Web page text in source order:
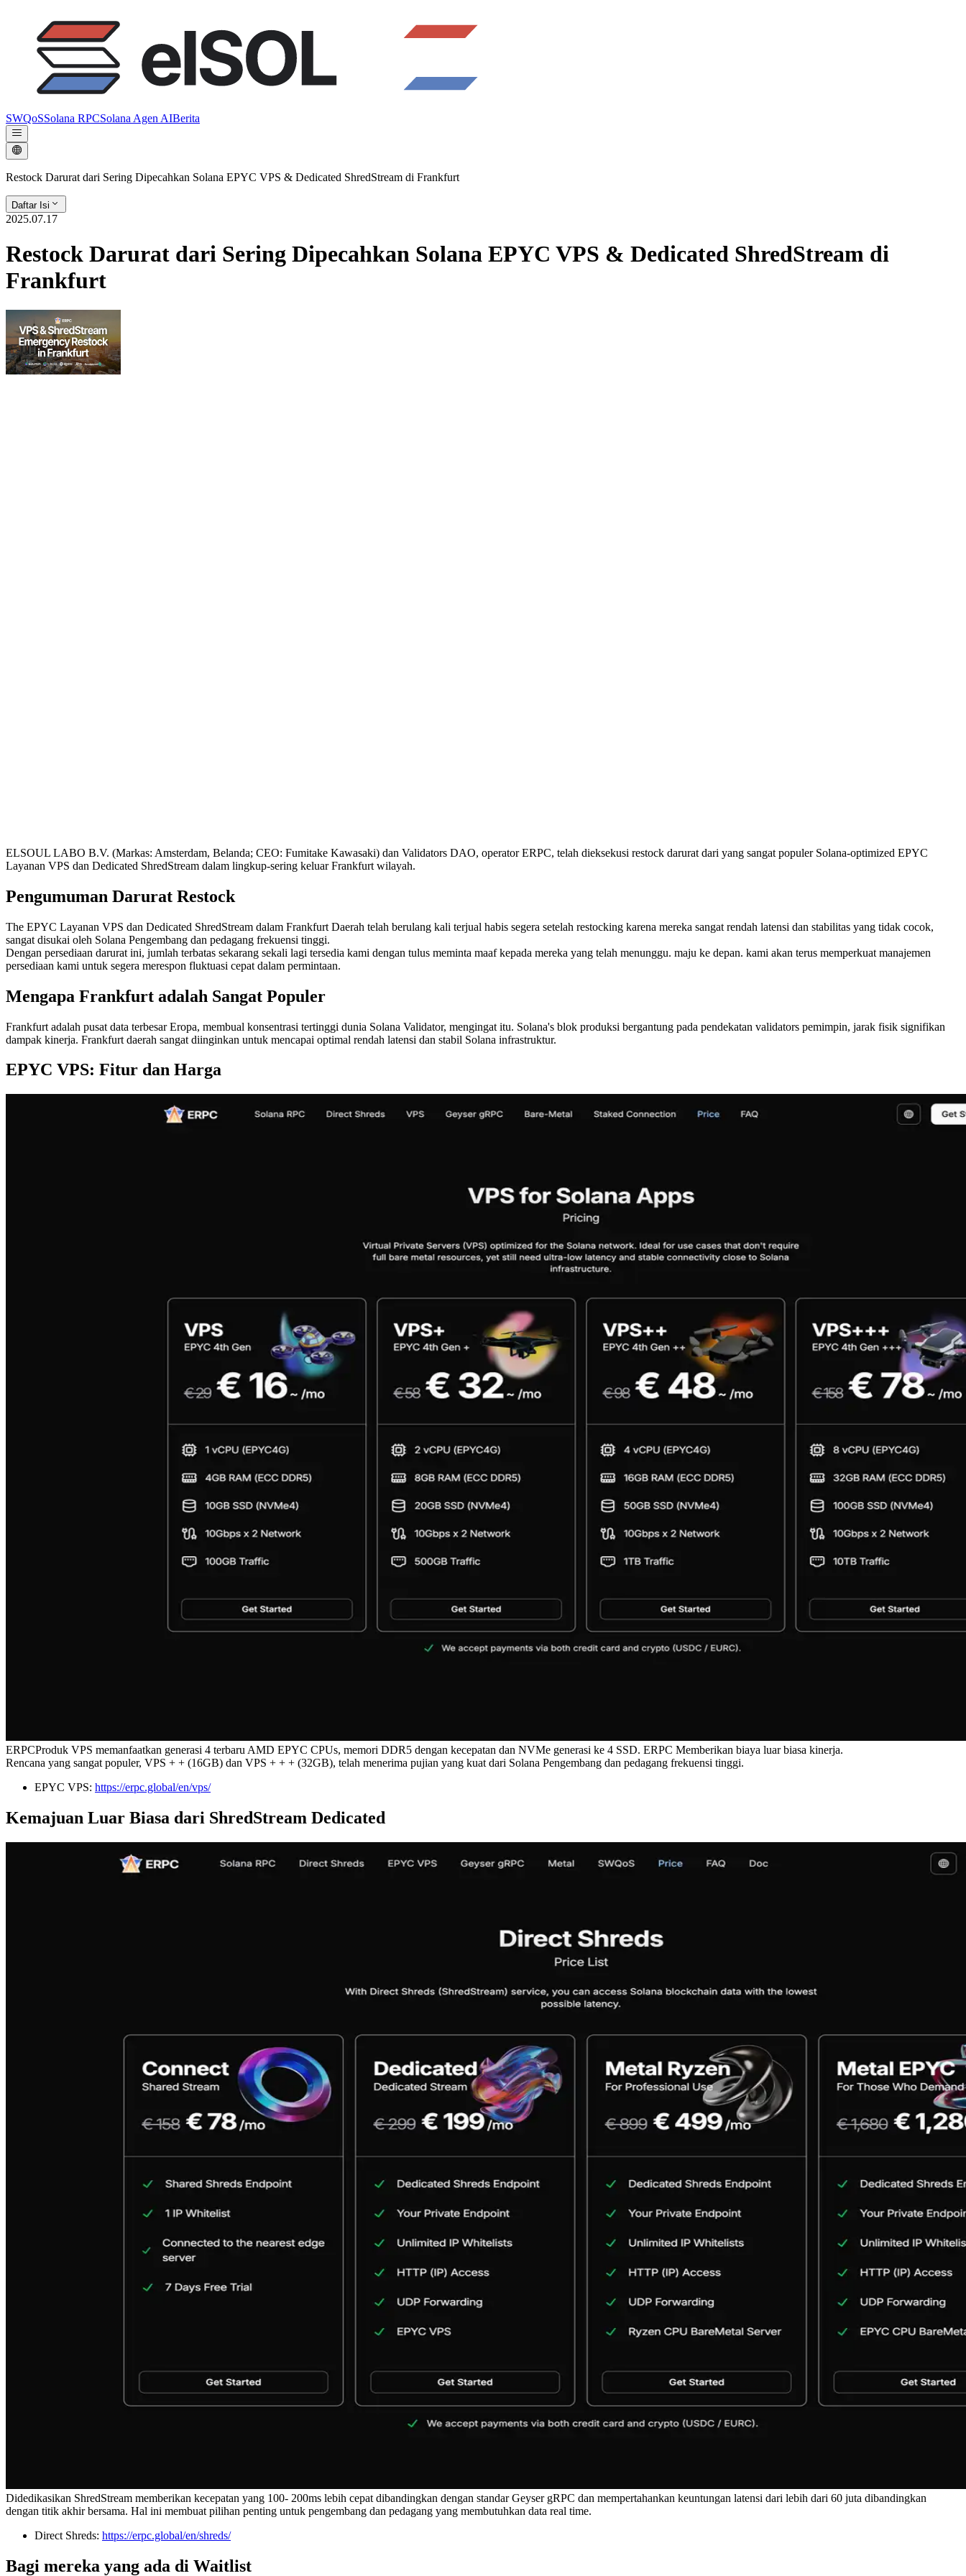
SWQoSSolana RPCSolana Agen AIBerita
Restock Darurat dari Sering Dipecahkan Solana EPYC VPS & Dedicated ShredStream di Frankfurt
Daftar Isi
2025.07.17
Restock Darurat dari Sering Dipecahkan Solana EPYC VPS & Dedicated ShredStream di
Frankfurt
ELSOUL LABO B.V. (Markas: Amsterdam, Belanda; CEO: Fumitake Kawasaki) dan Validators DAO, operator ERPC, telah dieksekusi restock darurat dari yang sangat populer Solana-optimized EPYC
Layanan VPS dan Dedicated ShredStream dalam lingkup-sering keluar Frankfurt wilayah.
Pengumuman Darurat Restock
The EPYC Layanan VPS dan Dedicated ShredStream dalam Frankfurt Daerah telah berulang kali terjual habis segera setelah restocking karena mereka sangat rendah latensi dan stabilitas yang tidak cocok,
sangat disukai oleh Solana Pengembang dan pedagang frekuensi tinggi.
Dengan persediaan darurat ini, jumlah terbatas sekarang sekali lagi tersedia kami dengan tulus meminta maaf kepada mereka yang telah menunggu. maju ke depan. kami akan terus memperkuat manajemen
persediaan kami untuk segera merespon fluktuasi cepat dalam permintaan.
Mengapa Frankfurt adalah Sangat Populer
Frankfurt adalah pusat data terbesar Eropa, membual konsentrasi tertinggi dunia Solana Validator, mengingat itu. Solana's blok produksi bergantung pada pendekatan validators pemimpin, jarak fisik signifikan
dampak kinerja. Frankfurt daerah sangat diinginkan untuk mencapai optimal rendah latensi dan stabil Solana infrastruktur.
EPYC VPS: Fitur dan Harga
ERPCProduk VPS memanfaatkan generasi 4 terbaru AMD EPYC CPUs, memori DDR5 dengan kecepatan dan NVMe generasi ke 4 SSD. ERPC Memberikan biaya luar biasa kinerja.
Rencana yang sangat populer, VPS + + (16GB) dan VPS + + + (32GB), telah menerima pujian yang kuat dari Solana Pengembang dan pedagang frekuensi tinggi.
EPYC VPS: https://erpc.global/en/vps/
Kemajuan Luar Biasa dari ShredStream Dedicated
Didedikasikan ShredStream memberikan kecepatan yang 100- 200ms lebih cepat dibandingkan dengan standar Geyser gRPC dan mempertahankan keuntungan latensi dari lebih dari 60 juta dibandingkan
dengan titik akhir bersama. Hal ini membuat pilihan penting untuk pengembang dan pedagang yang membutuhkan data real time.
Direct Shreds: https://erpc.global/en/shreds/
Bagi mereka yang ada di Waitlist